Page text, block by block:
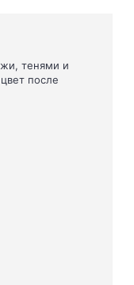
тенями и
после